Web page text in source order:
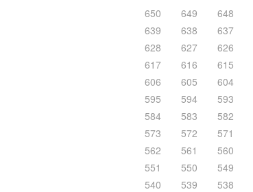
650
649 648
639
638 637
628
627 626
617
616 615
606
605 604
595
594 593
584
583 582
573
572 571
562
561 560
551
550 549
540
539 538